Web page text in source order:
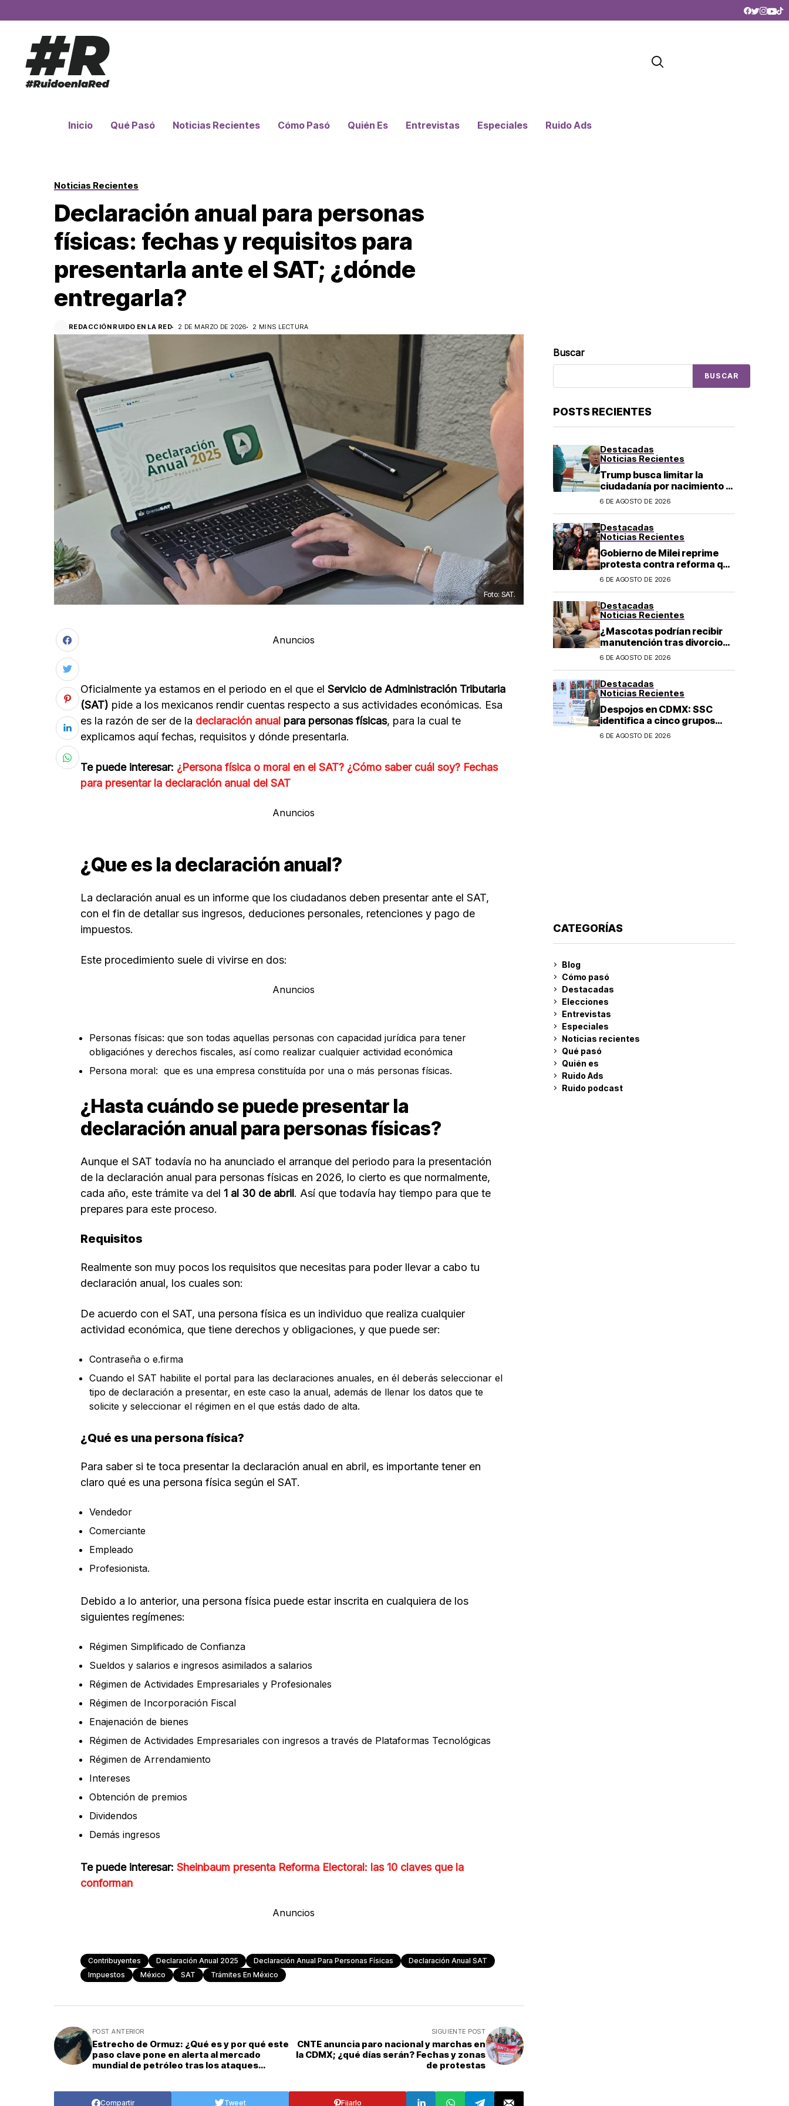
Inicio Qué Pasó Noticias Recientes Cómo Pasó Quién Es Entrevistas Especiales Ruido Ads
Noticias Recientes
Declaración anual para personas
físicas: fechas y requisitos para
presentarla ante el SAT; ¿dónde
entregarla?
REDACCIÓN RUIDO EN LA RED 2 DE MARZO DE 2026 2 MINS LECTURA
Foto: SAT.
Anuncios
Oficialmente ya estamos en el periodo en el que el Servicio de Administración Tributaria
(SAT) pide a los mexicanos rendir cuentas respecto a sus actividades económicas. Esa
es la razón de ser de la declaración anual para personas físicas, para la cual te
explicamos aquí fechas, requisitos y dónde presentarla.
Te puede interesar: ¿Persona física o moral en el SAT? ¿Cómo saber cuál soy? Fechas
para presentar la declaración anual del SAT
Anuncios
¿Que es la declaración anual?
La declaración anual es un informe que los ciudadanos deben presentar ante el SAT,
con el fin de detallar sus ingresos, deduciones personales, retenciones y pago de
impuestos.
Este procedimiento suele di vivirse en dos:
Anuncios
Personas físicas: que son todas aquellas personas con capacidad jurídica para tener
obligaciónes y derechos fiscales, así como realizar cualquier actividad económica
Persona moral: que es una empresa constituída por una o más personas físicas.
¿Hasta cuándo se puede presentar la
declaración anual para personas físicas?
Aunque el SAT todavía no ha anunciado el arranque del periodo para la presentación
de la declaración anual para personas físicas en 2026, lo cierto es que normalmente,
cada año, este trámite va del 1 al 30 de abril. Así que todavía hay tiempo para que te
prepares para este proceso.
Requisitos
Realmente son muy pocos los requisitos que necesitas para poder llevar a cabo tu
declaración anual, los cuales son:
De acuerdo con el SAT, una persona física es un individuo que realiza cualquier
actividad económica, que tiene derechos y obligaciones, y que puede ser:
Contraseña o e.firma
Cuando el SAT habilite el portal para las declaraciones anuales, en él deberás seleccionar el
tipo de declaración a presentar, en este caso la anual, además de llenar los datos que te
solicite y seleccionar el régimen en el que estás dado de alta.
¿Qué es una persona física?
Para saber si te toca presentar la declaración anual en abril, es importante tener en
claro qué es una persona física según el SAT.
Vendedor
Comerciante
Empleado
Profesionista.
Debido a lo anterior, una persona física puede estar inscrita en cualquiera de los
siguientes regímenes:
Régimen Simplificado de Confianza
Sueldos y salarios e ingresos asimilados a salarios
Régimen de Actividades Empresariales y Profesionales
Régimen de Incorporación Fiscal
Enajenación de bienes
Régimen de Actividades Empresariales con ingresos a través de Plataformas Tecnológicas
Régimen de Arrendamiento
Intereses
Obtención de premios
Dividendos
Demás ingresos
Te puede interesar: Sheinbaum presenta Reforma Electoral: las 10 claves que la
conforman
Anuncios
Contribuyentes Declaración Anual 2025 Declaración Anual Para Personas Físicas
Declaración Anual SAT
Impuestos
México SAT Trámites En México
POST ANTERIOR
Estrecho de Ormuz: ¿Qué es y por qué este
paso clave pone en alerta al mercado
mundial de petróleo tras los ataques
SIGUIENTE POST
CNTE anuncia paro nacional y marchas en
la CDMX; ¿qué días serán? Fechas y zonas
de protestas
Compartir Tweet Fijarlo
Buscar
BUSCAR
POSTS RECIENTES
Destacadas
Noticias Recientes
Trump busca limitar la
ciudadanía por nacimiento y
el «turismo de parto» en EU;
6 DE AGOSTO DE 2026
Destacadas
Noticias Recientes
Gobierno de Milei reprime
protesta contra reforma que
permite la venta de tierra a
6 DE AGOSTO DE 2026
Destacadas
Noticias Recientes
¿Mascotas podrían recibir
manutención tras divorcio
de sus dueños en CDMX?
6 DE AGOSTO DE 2026
Destacadas
Noticias Recientes
Despojos en CDMX: SSC
identifica a cinco grupos
criminales vinculados a este
6 DE AGOSTO DE 2026
CATEGORÍAS
Blog
Cómo pasó
Destacadas
Elecciones
Entrevistas
Especiales
Noticias recientes
Qué pasó
Quién es
Ruido Ads
Ruido podcast